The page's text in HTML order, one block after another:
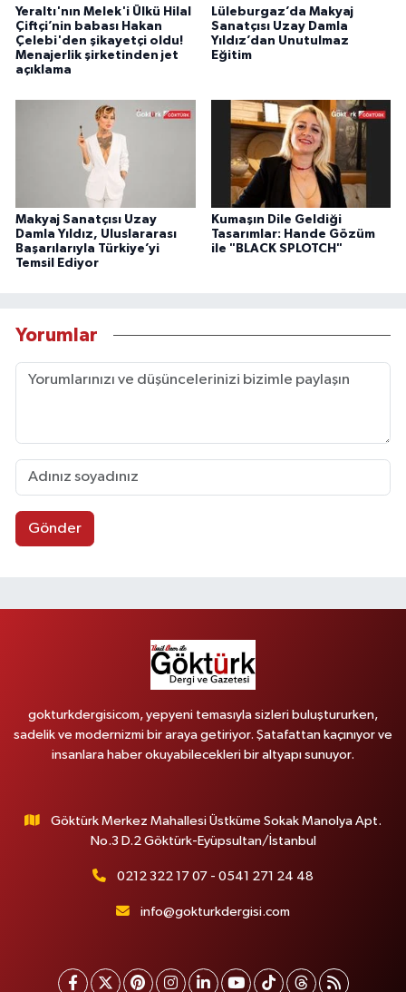
Yeraltı'nın Melek'i Ülkü Hilal
Çiftçi’nin babası Hakan
Çelebi'den şikayetçi oldu!
Menajerlik şirketinden jet
açıklama
Lüleburgaz’da Makyaj
Sanatçısı Uzay Damla
Yıldız’dan Unutulmaz
Eğitim
Makyaj Sanatçısı Uzay
Damla Yıldız, Uluslararası
Başarılarıyla Türkiye’yi
Temsil Ediyor
Kumaşın Dile Geldiği
Tasarımlar: Hande Gözüm
ile "BLACK SPLOTCH"
Yorumlar
Gönder
gokturkdergisicom, yepyeni temasıyla sizleri buluştururken,
sadelik ve modernizmi bir araya getiriyor. Şatafattan kaçınıyor ve
insanlara haber okuyabilecekleri bir altyapı sunuyor.
Göktürk Merkez Mahallesi Üstküme Sokak Manolya Apt.
No.3 D.2 Göktürk-Eyüpsultan/İstanbul
0212 322 17 07 - 0541 271 24 48
info@gokturkdergisi.com